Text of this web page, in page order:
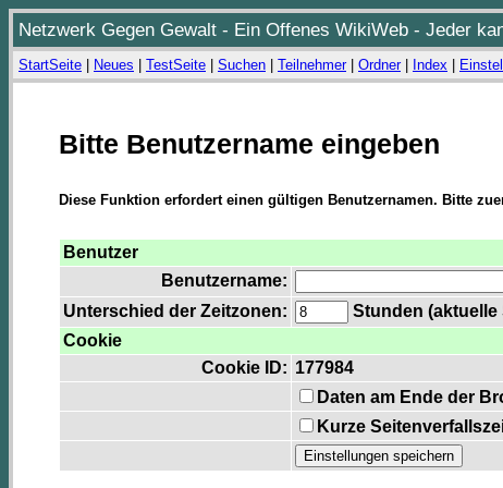
Netzwerk Gegen Gewalt - Ein Offenes WikiWeb - Jeder
StartSeite Neues TestSeite Suchen Teilnehmer| Ordner| Index
Bitte Benutzername eingeben
Diese Funktion erfordert einen gültigen Benutzernamen. Bitte
Benutzer
Benutzername:
Unterschied der Zeitzonen:
Stunden (aktuelle
Cookie
Cookie ID: 177984
Daten am Ende der
Kurze